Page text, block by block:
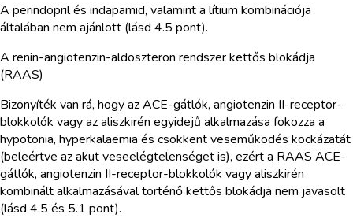
A perindopril és indapamid, valamint a lítium kombinációja
általában nem ajánlott (lásd 4.5 pont).
A renin-angiotenzin-aldoszteron rendszer kettős blokádja
(RAAS)
Bizonyíték van rá, hogy az ACE-gátlók, angiotenzin II-receptor-
blokkolók vagy az aliszkirén egyidejű alkalmazása fokozza a
hypotonia, hyperkalaemia és csökkent veseműködés kockázatát
(beleértve az akut veseelégtelenséget is), ezért a RAAS ACE-
gátlók, angiotenzin II-receptor-blokkolók vagy aliszkirén
kombinált alkalmazásával történő kettős blokádja nem javasolt
(lásd 4.5 és 5.1 pont).